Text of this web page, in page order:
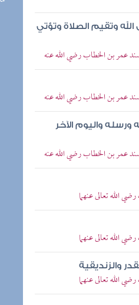
الله وتقيم الصلاة وتؤتي
عمر بن الخطاب رضي الله عنه
عمر بن الخطاب رضي الله عنه
ورسله واليوم الآخر
عمر بن الخطاب رضي الله عنه
الله تعالى عنهما
الله تعالى عنهما
والزنديقية
الله تعالى عنهما